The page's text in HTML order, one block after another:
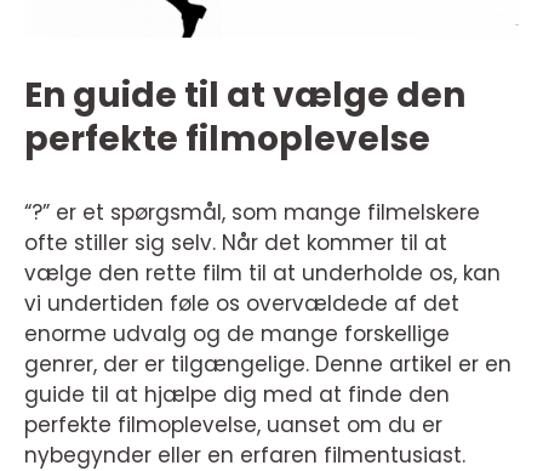
En guide til at vælge den
perfekte filmoplevelse
“?” er et spørgsmål, som mange filmelskere
ofte stiller sig selv. Når det kommer til at
vælge den rette film til at underholde os, kan
vi undertiden føle os overvældede af det
enorme udvalg og de mange forskellige
genrer, der er tilgængelige. Denne artikel er en
guide til at hjælpe dig med at finde den
perfekte filmoplevelse, uanset om du er
nybegynder eller en erfaren filmentusiast.